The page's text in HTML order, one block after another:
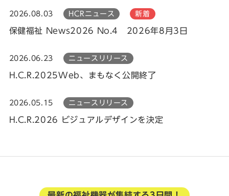
2026.08.03 HCRニュース 新着
保健福祉 News2026 No.4 2026年8月3日
2026.06.23 ニュースリリース
H.C.R.2025Web、まもなく公開終了
2026.05.15 ニュースリリース
H.C.R.2026 ビジュアルデザインを決定